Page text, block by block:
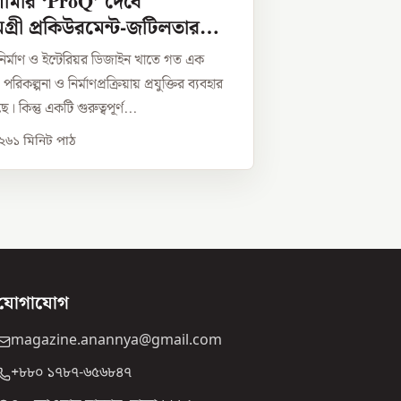
প্রকিউরমেন্ট-জটিলতার
ও ইন্টেরিয়র ডিজাইন খাতে গত এক
ও নির্মাণপ্রক্রিয়ায় প্রযুক্তির ব্যবহার
কিন্তু একটি গুরুত্বপূর্ণ...
১ মিনিট পাঠ
magazine.anannya@gmail.com
+৮৮০ ১৭৮৭-৬৫৬৮৪৭